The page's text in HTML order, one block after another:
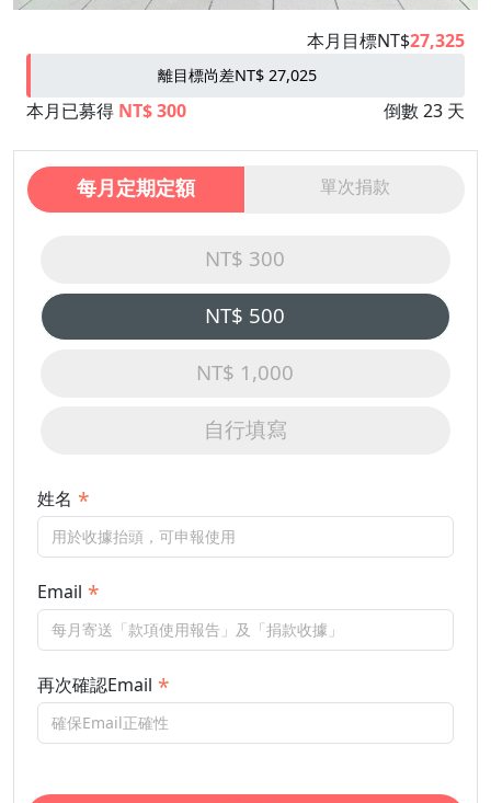
本月目標NT$27,325
離目標尚差NT$ 27,025
本月已募得 NT$ 300 倒數 23 天
每月定期定額 單次捐款
NT$ 300
NT$ 500
NT$ 1,000
自行填寫
姓名
Email
再次確認Email